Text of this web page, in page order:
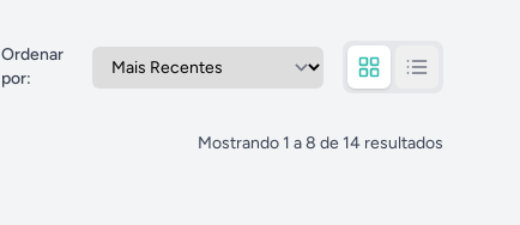
Ordenar
por:
Mostrando 1 a8 de 14 resultados